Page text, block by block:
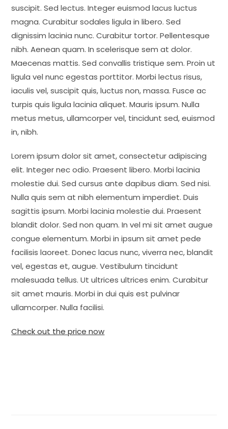
suscipit. Sed lectus. Integer euismod lacus luctus
magna. Curabitur sodales ligula in libero. Sed
dignissim lacinia nunc. Curabitur tortor. Pellentesque
nibh. Aenean quam. In scelerisque sem at dolor.
Maecenas mattis. Sed convallis tristique sem. Proin ut
ligula vel nunc egestas porttitor. Morbi lectus risus,
iaculis vel, suscipit quis, luctus non, massa. Fusce ac
turpis quis ligula lacinia aliquet. Mauris ipsum. Nulla
metus metus, ullamcorper vel, tincidunt sed, euismod
in, nibh.
Lorem ipsum dolor sit amet, consectetur adipiscing
elit. Integer nec odio. Praesent libero. Morbi lacinia
molestie dui. Sed cursus ante dapibus diam. Sed nisi.
Nulla quis sem at nibh elementum imperdiet. Duis
sagittis ipsum. Morbi lacinia molestie dui. Praesent
blandit dolor. Sed non quam. In vel mi sit amet augue
congue elementum. Morbi in ipsum sit amet pede
facilisis laoreet. Donec lacus nunc, viverra nec, blandit
vel, egestas et, augue. Vestibulum tincidunt
malesuada tellus. Ut ultrices ultrices enim. Curabitur
sit amet mauris. Morbi in dui quis est pulvinar
ullamcorper. Nulla facilisi.
Check out the price now